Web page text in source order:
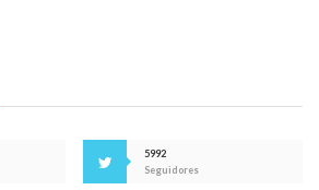
5992
Seguidores